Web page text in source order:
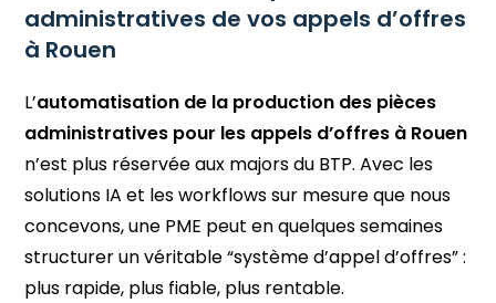
administratives de vos appels d’offres
à Rouen
L’automatisation de la production des pièces
administratives pour les appels d’offres à Rouen
n’est plus réservée aux majors du BTP. Avec les
solutions IA et les workflows sur mesure que nous
concevons, une PME peut en quelques semaines
structurer un véritable “système d’appel d’offres” :
plus rapide, plus fiable, plus rentable.